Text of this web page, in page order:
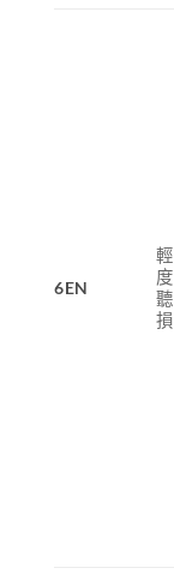
6EN
輕
度
聽
損